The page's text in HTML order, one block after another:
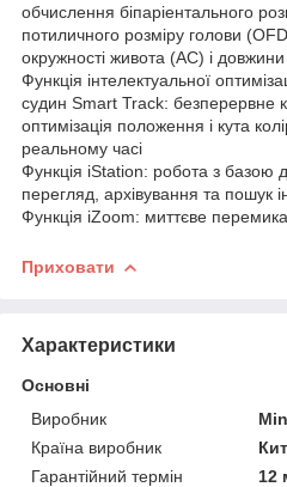
обчислення біпаріентального
потиличного розміру голови
окружності живота (AC) і
Функція інтелектуальної
судин Smart Track: безперервне
оптимізація положення і кута
реальному часі
Функція iStation: робота з базою
перегляд, архівування та пошук
Функція iZoom: миттєве
Приховати
Характеристики
Основні
Виробник
Країна виробник
Гарантійний термін
12